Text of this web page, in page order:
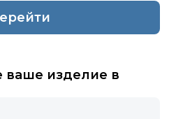
ваше изделие в